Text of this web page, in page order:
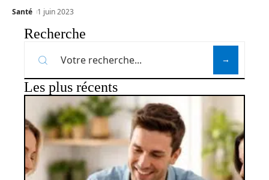
Santé 1 juin 2023
Recherche
Les plus récents